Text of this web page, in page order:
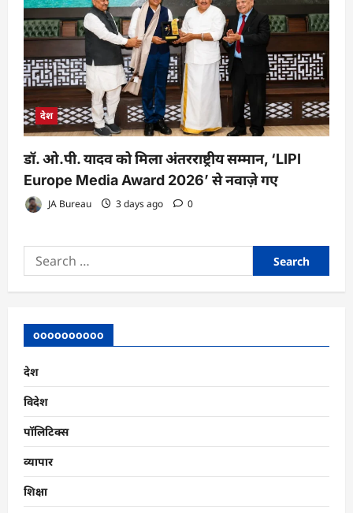
देश
डॉ. ओ.पी. यादव को मिला अंतरराष्ट्रीय सम्मान, ‘LIPI
Europe Media Award 2026’ से नवाज़े गए
JA Bureau 3 days ago 0
Search
for:
oooooooooo
देश
विदेश
पॉलिटिक्स
व्यापार
शिक्षा